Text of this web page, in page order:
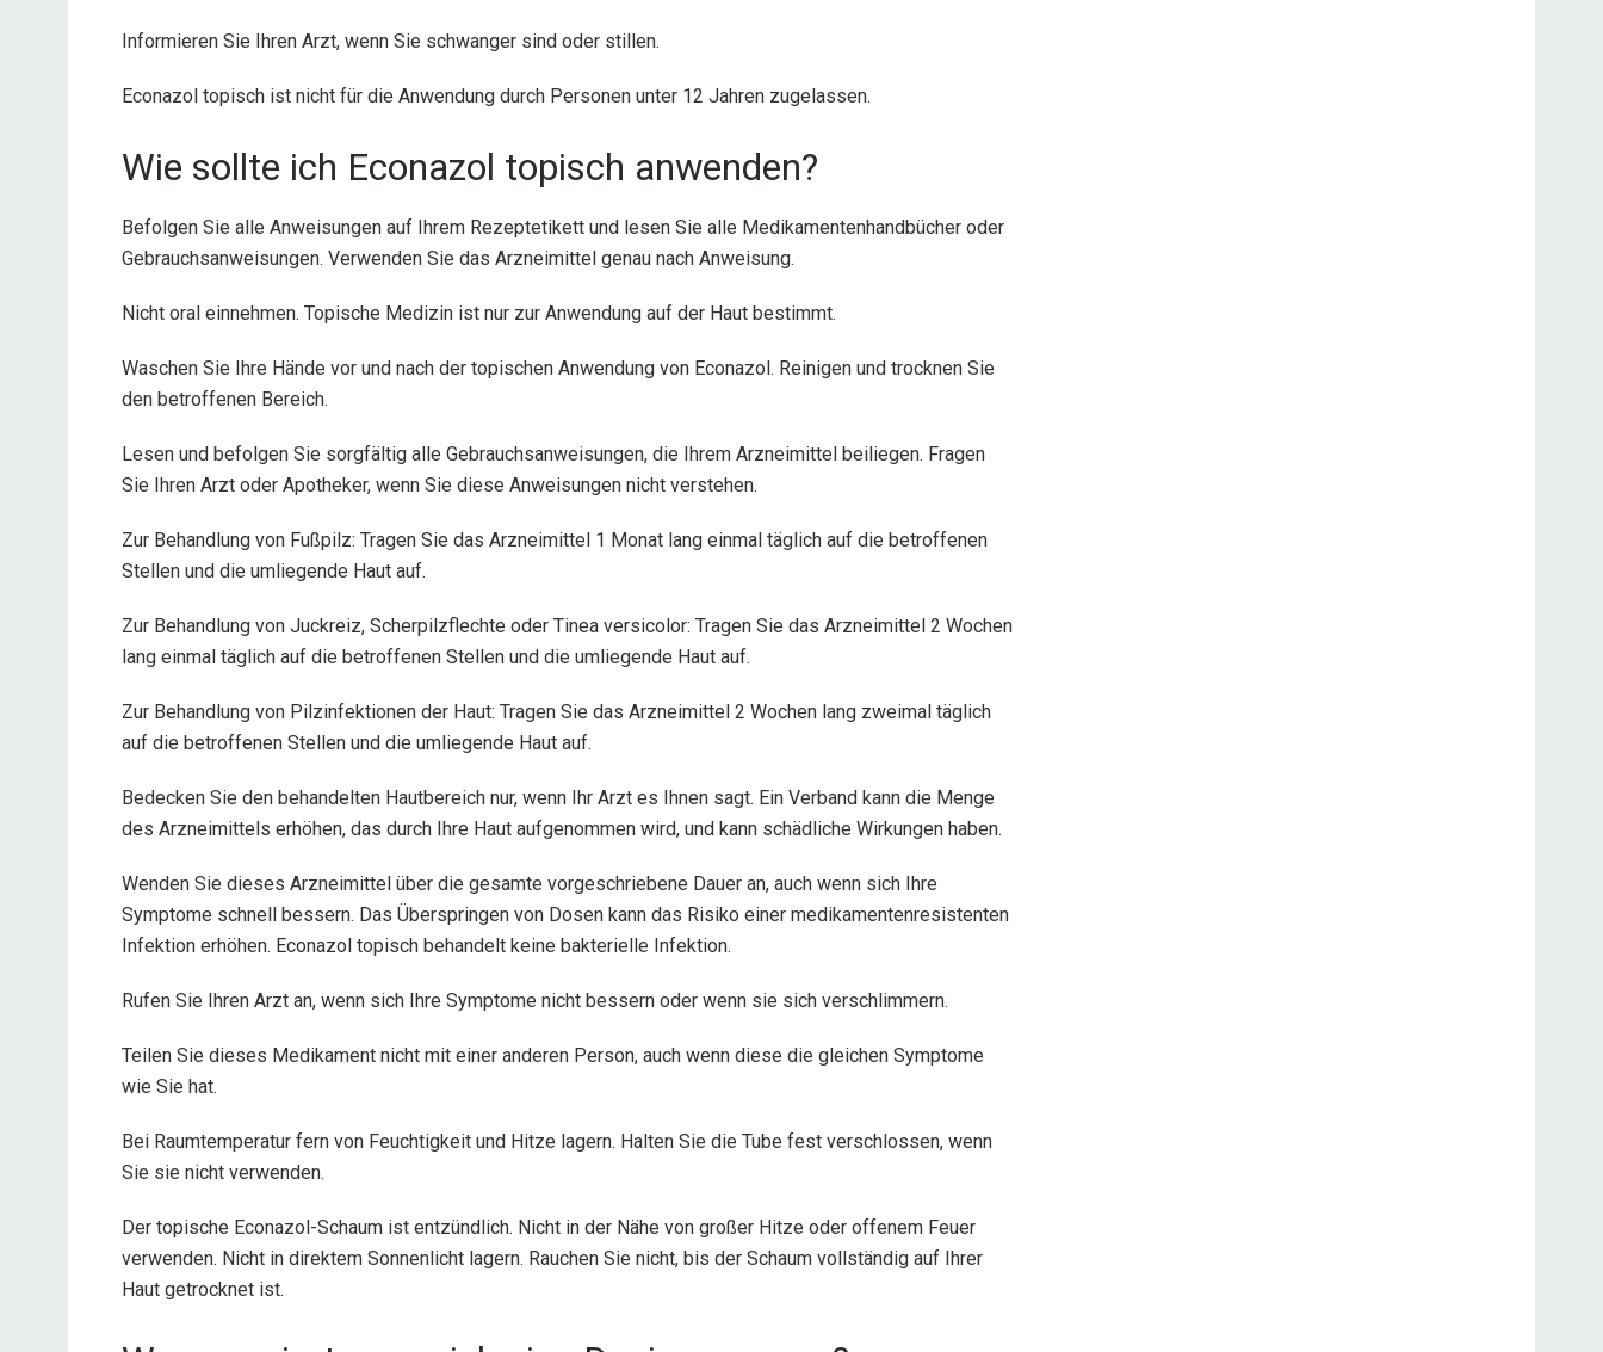
Informieren Sie Ihren Arzt, wenn Sie schwanger sind oder stillen.
Econazol topisch ist nicht für die Anwendung durch Personen unter 12 Jahren zugelassen.
Wie sollte ich Econazol topisch anwenden?
Befolgen Sie alle Anweisungen auf Ihrem Rezeptetikett und lesen Sie alle Medikamentenhandbücher oder
Gebrauchsanweisungen. Verwenden Sie das Arzneimittel genau nach Anweisung.
Nicht oral einnehmen. Topische Medizin ist nur zur Anwendung auf der Haut bestimmt.
Waschen Sie Ihre Hände vor und nach der topischen Anwendung von Econazol. Reinigen und trocknen Sie
den betroffenen Bereich.
Lesen und befolgen Sie sorgfältig alle Gebrauchsanweisungen, die Ihrem Arzneimittel beiliegen. Fragen
Sie Ihren Arzt oder Apotheker, wenn Sie diese Anweisungen nicht verstehen.
Zur Behandlung von Fußpilz: Tragen Sie das Arzneimittel 1 Monat lang einmal täglich auf die betroffenen
Stellen und die umliegende Haut auf.
Zur Behandlung von Juckreiz, Scherpilzflechte oder Tinea versicolor: Tragen Sie das Arzneimittel 2 Wochen
lang einmal täglich auf die betroffenen Stellen und die umliegende Haut auf.
Zur Behandlung von Pilzinfektionen der Haut: Tragen Sie das Arzneimittel 2 Wochen lang zweimal täglich
auf die betroffenen Stellen und die umliegende Haut auf.
Bedecken Sie den behandelten Hautbereich nur, wenn Ihr Arzt es Ihnen sagt. Ein Verband kann die Menge
des Arzneimittels erhöhen, das durch Ihre Haut aufgenommen wird, und kann schädliche Wirkungen haben.
Wenden Sie dieses Arzneimittel über die gesamte vorgeschriebene Dauer an, auch wenn sich Ihre
Symptome schnell bessern. Das Überspringen von Dosen kann das Risiko einer medikamentenresistenten
Infektion erhöhen. Econazol topisch behandelt keine bakterielle Infektion.
Rufen Sie Ihren Arzt an, wenn sich Ihre Symptome nicht bessern oder wenn sie sich verschlimmern.
Teilen Sie dieses Medikament nicht mit einer anderen Person, auch wenn diese die gleichen Symptome
wie Sie hat.
Bei Raumtemperatur fern von Feuchtigkeit und Hitze lagern. Halten Sie die Tube fest verschlossen, wenn
Sie sie nicht verwenden.
Der topische Econazol-Schaum ist entzündlich. Nicht in der Nähe von großer Hitze oder offenem Feuer
verwenden. Nicht in direktem Sonnenlicht lagern. Rauchen Sie nicht, bis der Schaum vollständig auf Ihrer
Haut getrocknet ist.